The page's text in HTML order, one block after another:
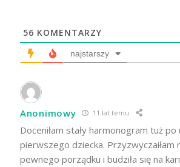
56 KOMENTARZY
najstarszy
Anonimowy 11 lat temu
Doceniłam stały harmonogram tuż po
pierwszego dziecka. Przyzwyczaiłam
pewnego porządku i budziła się na